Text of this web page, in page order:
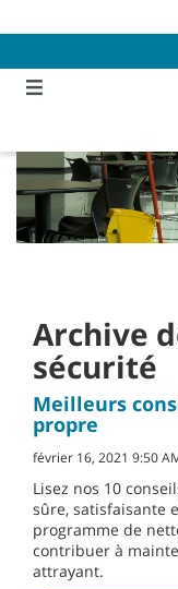
to
to
menu
Archive
sécurité
Meilleurs
propre
février 16, 2021 9:50
Lisez nos 10
sûre, satisfaisante
programme de
contribuer à
attrayant.